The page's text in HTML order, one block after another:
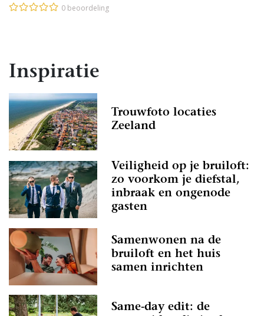
0 beoordeling
Inspiratie
Trouwfoto locaties
Zeeland
Veiligheid op je bruiloft:
zo voorkom je diefstal,
inbraak en ongenode
gasten
Samenwonen na de
bruiloft en het huis
samen inrichten
Same-day edit: de